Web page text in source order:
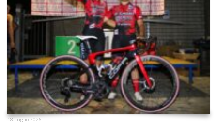
18 Luglio 2026